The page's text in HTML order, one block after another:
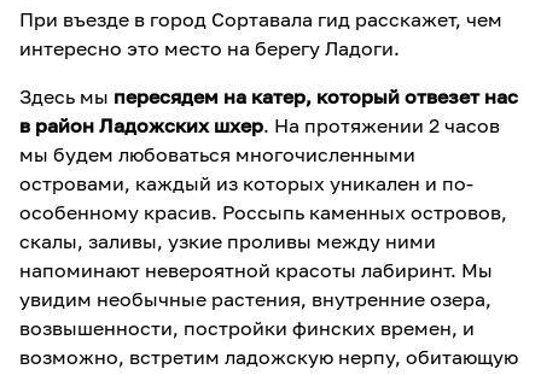
При въезде в город Сортавала гид расскажет, чем
интересно это место на берегу Ладоги.
Здесь мы пересядем на катер, который отвезет нас
в район Ладожских шхер. На протяжении 2 часов
мы будем любоваться многочисленными
островами, каждый из которых уникален и по-
особенному красив. Россыпь каменных островов,
скалы, заливы, узкие проливы между ними
напоминают невероятной красоты лабиринт. Мы
увидим необычные растения, внутренние озера,
возвышенности, постройки финских времен, и
возможно, встретим ладожскую нерпу, обитающую